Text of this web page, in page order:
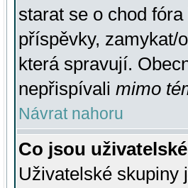
starat se o chod
příspěvky, zamykat/
která spravují.
nepřispívali mimo
Návrat nahoru
Co jsou
Uživatelské skupiny